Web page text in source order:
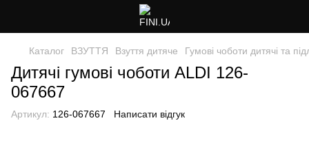
Каталог ВЗУТТЯ Взуття дитяче Гумові чоботи дитячі та
Дитячі гумові чоботи ALDI 126-
067667
Артикул: 126-067667 Написати відгук